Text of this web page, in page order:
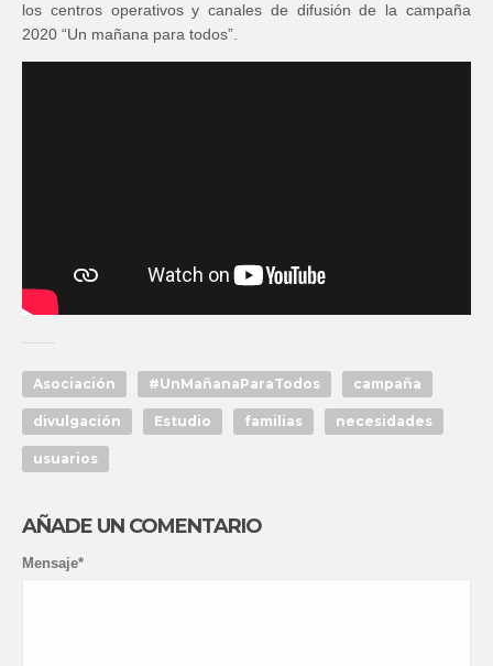
los centros operativos y canales de difusión de la campaña
2020 “Un mañana para todos”.
Asociación #UnMañanaParaTodos campaña
divulgación Estudio familias necesidades
usuarios
AÑADE UN COMENTARIO
Mensaje*